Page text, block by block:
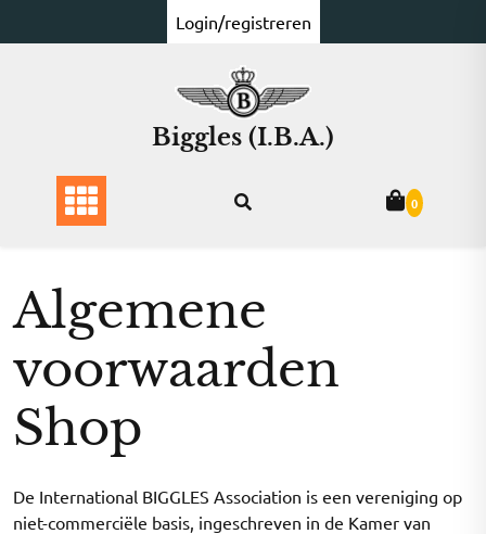
naar
Login/registreren
Biggles (I.B.A.)
0
Algemene
voorwaarden
Shop
De International BIGGLES Association is een vereniging op
niet-commerciële basis, ingeschreven in de Kamer van